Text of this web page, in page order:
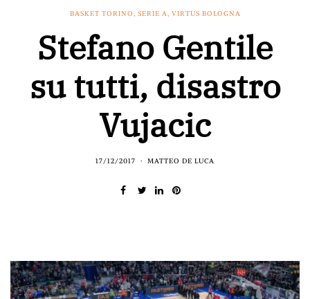
BASKET TORINO, SERIE A, VIRTUS BOLOGNA
Stefano Gentile
su tutti, disastro
Vujacic
17/12/2017 MATTEO DE LUCA